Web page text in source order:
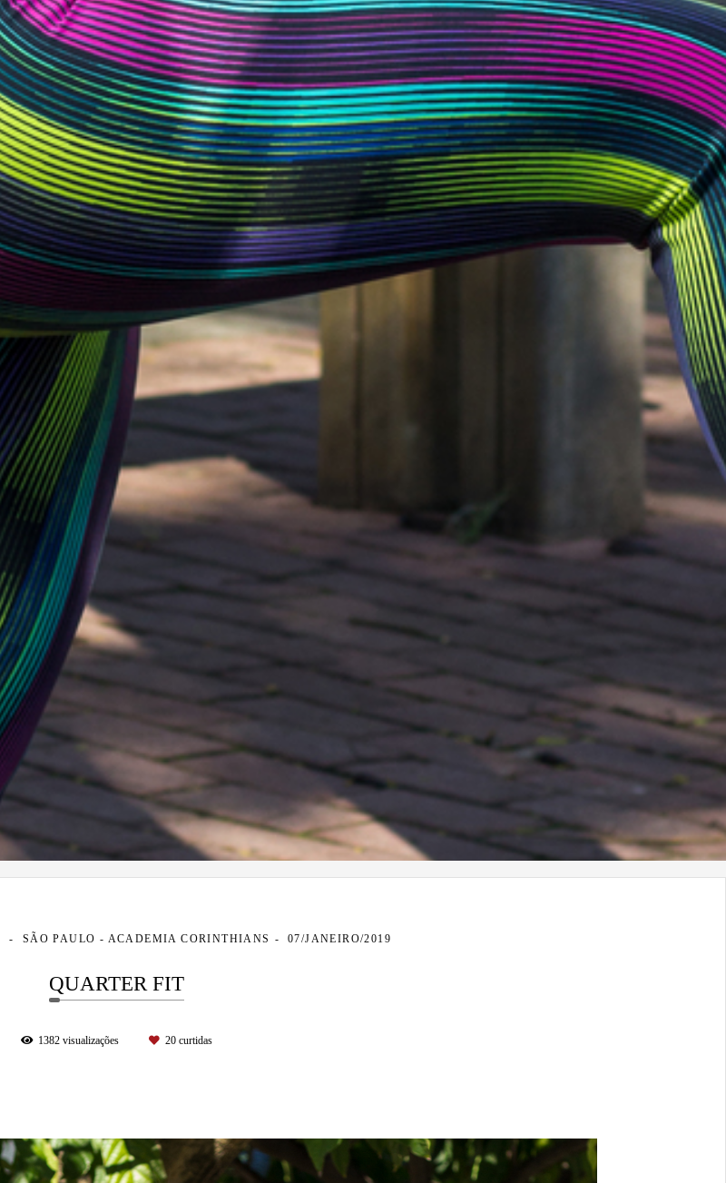
SÃO PAULO - ACADEMIA CORINTHIANS 07/JANEIRO/2019
QUARTER FIT
1382visualizações 20curtidas